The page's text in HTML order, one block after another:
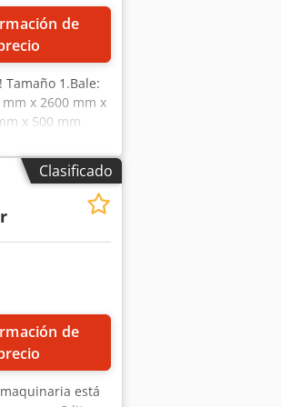
1.Bale:
x 2600 mm x
x 500 mm
3-4
Tiempo de
de
220 toneladas
kg. 13. El control
La máquina
y aspectos
Makina San.
Clasificado
maquinaria está